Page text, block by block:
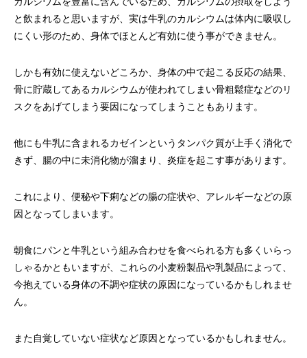
と飲まれると思いますが、実は牛乳のカルシウムは体内に吸収し
にくい形のため、身体でほとんど有効に使う事ができません。
しかも有効に使えないどころか、身体の中で起こる反応の結果、
骨に貯蔵してあるカルシウムが使われてしまい骨粗鬆症などのリ
スクをあげてしまう要因になってしまうこともあります。
他にも牛乳に含まれるカゼインというタンパク質が上手く消化で
きず、腸の中に未消化物が溜まり、炎症を起こす事があります。
これにより、便秘や下痢などの腸の症状や、アレルギーなどの原
因となってしまいます。
朝食にパンと牛乳という組み合わせを食べられる方も多くいらっ
しゃるかともいますが、これらの小麦粉製品や乳製品によって、
今抱えている身体の不調や症状の原因になっているかもしれませ
ん。
また自覚していない症状など原因となっているかもしれません。